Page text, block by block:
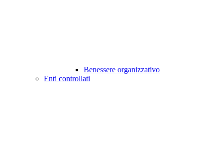
Benessere organizzativo
Enti controllati